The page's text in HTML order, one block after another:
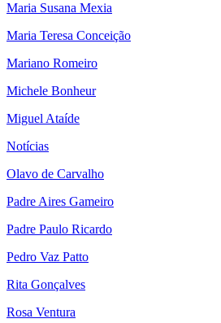
Maria Susana Mexia
Maria Teresa Conceição
Mariano Romeiro
Michele Bonheur
Miguel Ataíde
Notícias
Olavo de Carvalho
Padre Aires Gameiro
Padre Paulo Ricardo
Pedro Vaz Patto
Rita Gonçalves
Rosa Ventura